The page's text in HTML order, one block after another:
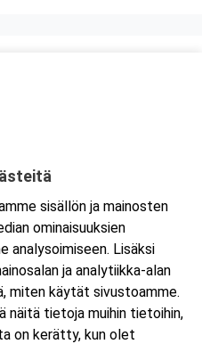
sisällön ja mainosten
ominaisuuksien
analysoimiseen. Lisäksi
ja analytiikka-alan
miten käytät sivustoamme.
näitä tietoja muihin tietoihin,
on kerätty, kun olet